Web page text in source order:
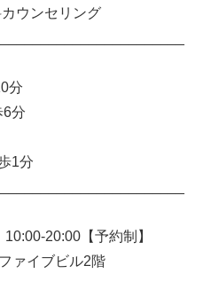
ウンセリング
分
6分
1分
20:00【予約制】
ァイブビル2階